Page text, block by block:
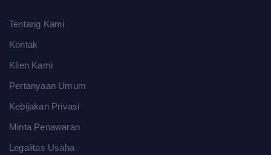
Tentang Kami
Kontak
Klien Kami
Pertanyaan Umum
Kebijakan Privasi
Minta Penawaran
Legalitas Usaha